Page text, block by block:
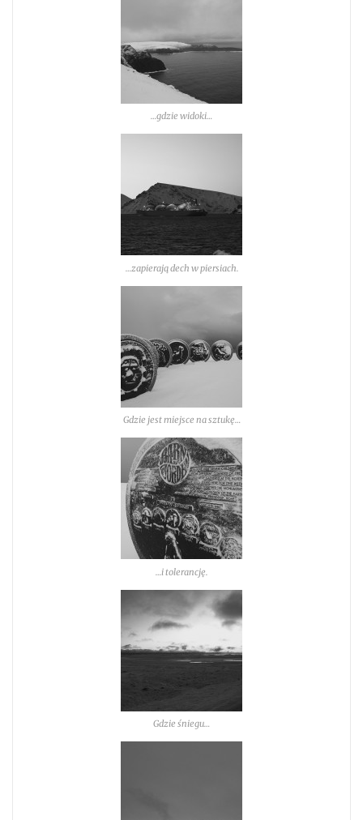
…gdzie widoki…
…zapierają dech w piersiach.
Gdzie jest miejsce na sztukę…
…i tolerancję.
Gdzie śniegu…